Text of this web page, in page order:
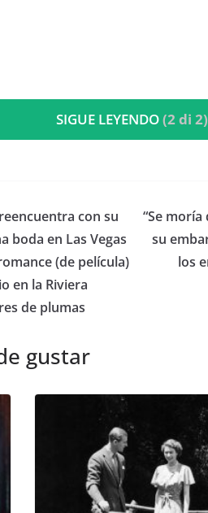
SIGUE LEYENDO(2 di 2)
con su
boda en Las Vegas
(de película)
en la Riviera
de plumas
​“Se
su
los
gustar